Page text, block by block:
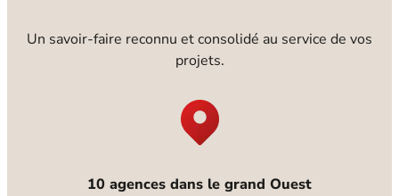
Un savoir-faire reconnu et consolidé au service de vos
projets.
10 agences dans le grand Ouest